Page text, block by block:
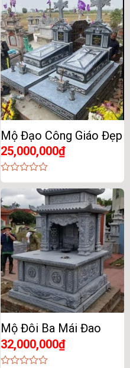
of
5
Mộ Đạo Công Giáo Đẹp
25,000,000₫
0
out
of
5
Mộ Đôi Ba Mái Đao
32,000,000₫